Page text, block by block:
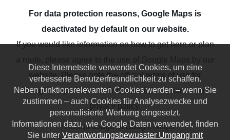
For data protection reasons, Google Maps is
deactivated by default on our website.
If you would like information on how to get here or plan
website. Please note the official terms of use for
Google Maps. You can find more information in our
privacy policy.
Accept usage of Google-Maps
Diese Internetseite verwendet Cookies, um eine
verbesserte Benutzerfreundlichkeit zu schaffen.
Neben funktionsrelevanten Cookies werden – wenn Sie
zustimmen – auch Cookies für Analysezwecke und
personalisierte Werbung eingesetzt.
Informationen dazu, wie Google Daten verwendet, finden
Sie unter Verantwortungsbewusster Umgang mit